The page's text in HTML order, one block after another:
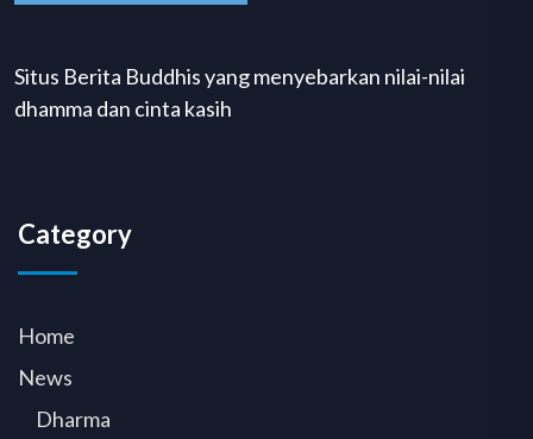
Situs Berita Buddhis yang menyebarkan nilai-nilai
dhamma dan cinta kasih
Category
Home
News
Dharma